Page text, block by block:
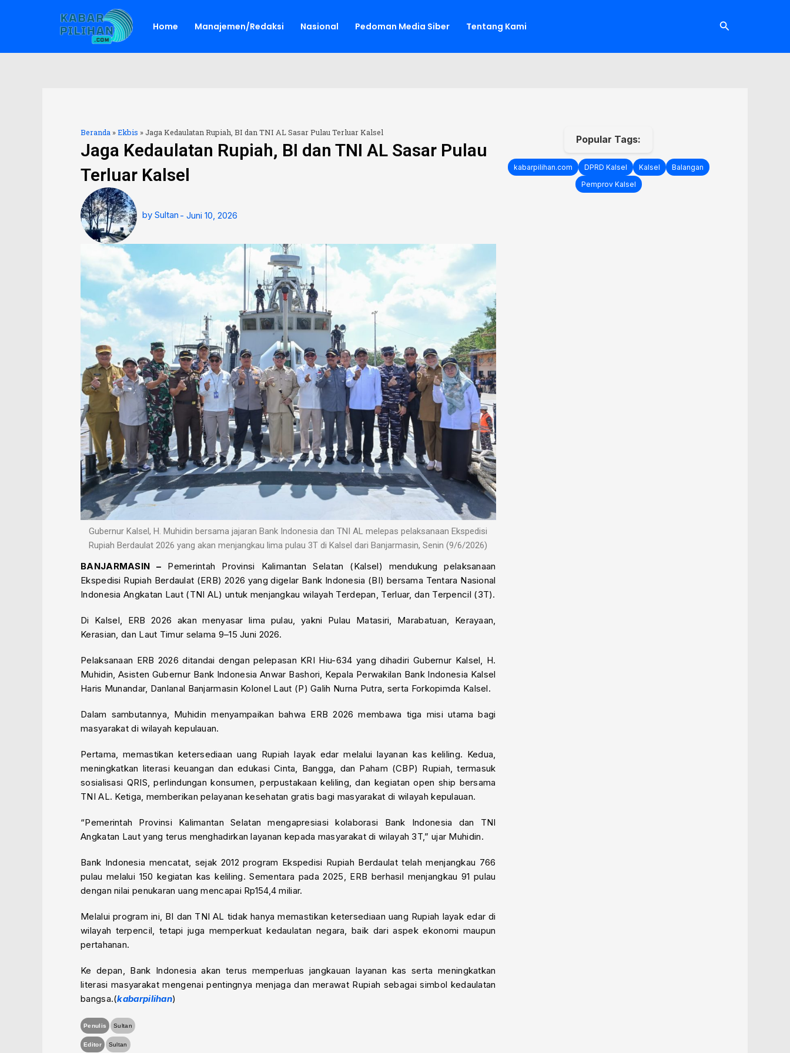
Home Manajemen/Redaksi Nasional Pedoman Media Siber Tentang Kami Cari
Beranda »Ekbis » Jaga Kedaulatan Rupiah, BI dan TNI AL Sasar Pulau Terluar Kalsel
Jaga Kedaulatan Rupiah, BI dan TNI AL Sasar Pulau
Terluar Kalsel
by Sultan - Juni 10, 2026
Gubernur Kalsel, H. Muhidin bersama jajaran Bank Indonesia dan TNI AL melepas pelaksanaan Ekspedisi
Rupiah Berdaulat 2026 yang akan menjangkau lima pulau 3T di Kalsel dari Banjarmasin, Senin (9/6/2026)
BANJARMASIN – Pemerintah Provinsi Kalimantan Selatan (Kalsel) mendukung pelaksanaan
Ekspedisi Rupiah Berdaulat (ERB) 2026 yang digelar Bank Indonesia (BI) bersama Tentara Nasional
Indonesia Angkatan Laut (TNI AL) untuk menjangkau wilayah Terdepan, Terluar, dan Terpencil (3T).
Di Kalsel, ERB 2026 akan menyasar lima pulau, yakni Pulau Matasiri, Marabatuan, Kerayaan,
Kerasian, dan Laut Timur selama 9–15 Juni 2026.
Pelaksanaan ERB 2026 ditandai dengan pelepasan KRI Hiu-634 yang dihadiri Gubernur Kalsel, H.
Muhidin, Asisten Gubernur Bank Indonesia Anwar Bashori, Kepala Perwakilan Bank Indonesia Kalsel
Haris Munandar, Danlanal Banjarmasin Kolonel Laut (P) Galih Nurna Putra, serta Forkopimda Kalsel.
Dalam sambutannya, Muhidin menyampaikan bahwa ERB 2026 membawa tiga misi utama bagi
masyarakat di wilayah kepulauan.
Pertama, memastikan ketersediaan uang Rupiah layak edar melalui layanan kas keliling. Kedua,
meningkatkan literasi keuangan dan edukasi Cinta, Bangga, dan Paham (CBP) Rupiah, termasuk
sosialisasi QRIS, perlindungan konsumen, perpustakaan keliling, dan kegiatan open ship bersama
TNI AL. Ketiga, memberikan pelayanan kesehatan gratis bagi masyarakat di wilayah kepulauan.
“Pemerintah Provinsi Kalimantan Selatan mengapresiasi kolaborasi Bank Indonesia dan TNI
Angkatan Laut yang terus menghadirkan layanan kepada masyarakat di wilayah 3T,” ujar Muhidin.
Bank Indonesia mencatat, sejak 2012 program Ekspedisi Rupiah Berdaulat telah menjangkau 766
pulau melalui 150 kegiatan kas keliling. Sementara pada 2025, ERB berhasil menjangkau 91 pulau
dengan nilai penukaran uang mencapai Rp154,4 miliar.
Melalui program ini, BI dan TNI AL tidak hanya memastikan ketersediaan uang Rupiah layak edar di
wilayah terpencil, tetapi juga memperkuat kedaulatan negara, baik dari aspek ekonomi maupun
pertahanan.
Ke depan, Bank Indonesia akan terus memperluas jangkauan layanan kas serta meningkatkan
literasi masyarakat mengenai pentingnya menjaga dan merawat Rupiah sebagai simbol kedaulatan
bangsa.(kabarpilihan)
Penulis Sultan
Editor Sultan
Popular Tags:
kabarpilihan.com DPRD Kalsel Kalsel
Balangan
Pemprov Kalsel